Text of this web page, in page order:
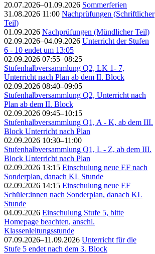
20.07.2026–01.09.2026 Sommerferien
31.08.2026 11:00 Nachprüfungen (Schriftlicher
Teil)
01.09.2026 Nachprüfungen (Mündlicher Teil)
02.09.2026–04.09.2026 Unterricht der Stufen
6 - 10 endet um 13:05
02.09.2026 07:55–08:25
Stufenhalbversammlung Q2, LK 1- 7,
Unterricht nach Plan ab dem II. Block
02.09.2026 08:40–09:05
Stufenhalbversammlung Q2, Unterricht nach
Plan ab dem II. Block
02.09.2026 09:45–10:15
Stufenhalbversammlung Q1, A - K, ab dem III.
Block Unterricht nach Plan
02.09.2026 10:30–11:00
Stufenhalbversammlung Q1, L - Z, ab dem III.
Block Unterricht nach Plan
02.09.2026 13:15 Einschulung neue EF nach
Sonderplan, danach KL Stunde
02.09.2026 14:15 Einschulung neue EF
Schüler:innen nach Sonderplan, danach KL
Stunde
04.09.2026 Einschulung Stufe 5, bitte
Homepage beachten, anschl.
Klassenleitungsstunde
07.09.2026–11.09.2026 Unterricht für die
Stufe 5 endet nach dem 3. Block